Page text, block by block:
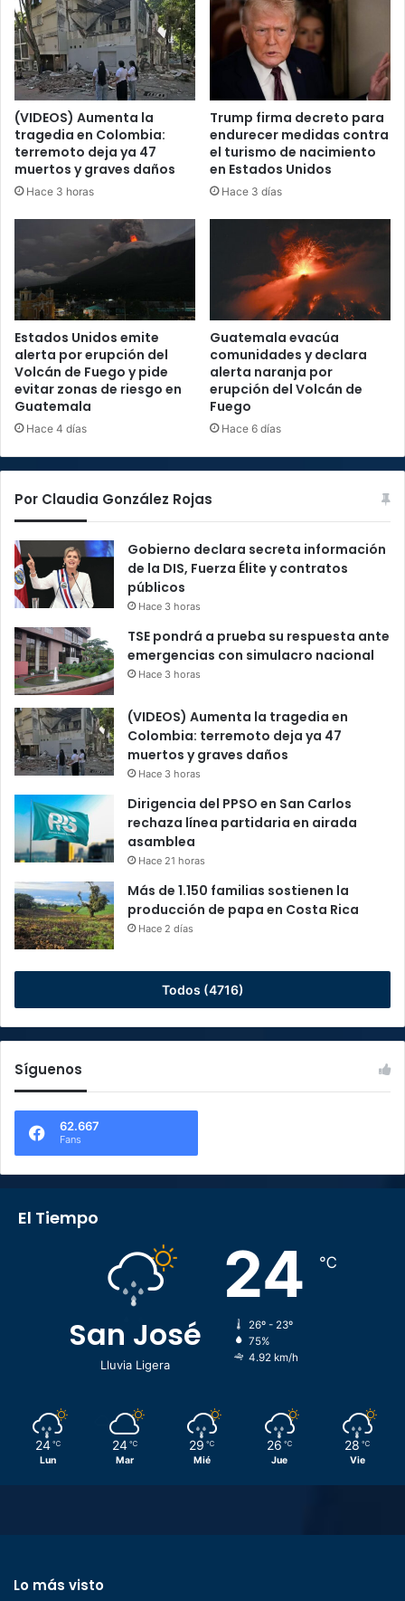
(VIDEOS) Aumenta la
tragedia en Colombia:
terremoto deja ya 47
muertos y graves daños
Hace 3 horas
Trump firma decreto para
endurecer medidas contra
el turismo de nacimiento
en Estados Unidos
Hace 3 días
Estados Unidos emite
alerta por erupción del
Volcán de Fuego y pide
evitar zonas de riesgo en
Guatemala
Hace 4 días
Guatemala evacúa
comunidades y declara
alerta naranja por
erupción del Volcán de
Fuego
Hace 6 días
Por Claudia González Rojas
Gobierno declara secreta información
de la DIS, Fuerza Élite y contratos
públicos
Hace 3 horas
TSE pondrá a prueba su respuesta ante
emergencias con simulacro nacional
Hace 3 horas
(VIDEOS) Aumenta la tragedia en
Colombia: terremoto deja ya 47
muertos y graves daños
Hace 3 horas
Dirigencia del PPSO en San Carlos
rechaza línea partidaria en airada
asamblea
Hace 21 horas
Más de 1.150 familias sostienen la
producción de papa en Costa Rica
Hace 2 días
Todos (4716)
Síguenos
62.667
Fans
El Tiempo
San José
Lluvia Ligera
24 ℃
26º - 23º
75%
4.92 km/h
24 ℃
Lun
24 ℃
Mar
29 ℃
Mié
26 ℃
Jue
28 ℃
Vie
Lo más visto